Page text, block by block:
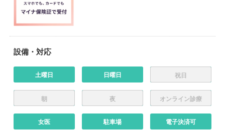
設備・対応
土曜日 日曜日 祝日
朝 夜 オンライン診療
女医 駐車場 電子決済可